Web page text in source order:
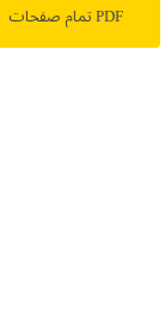
PDF تمام صفحات